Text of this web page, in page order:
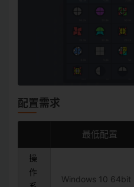
配置需求
最低配置
操
作
Windows 10 64bit